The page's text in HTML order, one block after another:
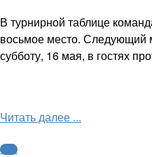
В турнирной таблице
восьмое место. Следующий
субботу, 16 мая, в гостях
Читать далее ...
ФНЛ